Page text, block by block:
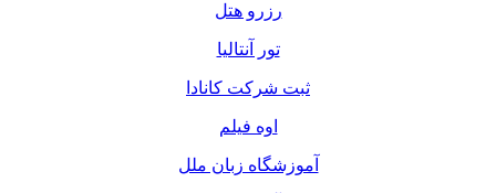
رزرو هتل
تور آنتالیا
ثبت شرکت کانادا
اوه فیلم
آموزشگاه زبان ملل